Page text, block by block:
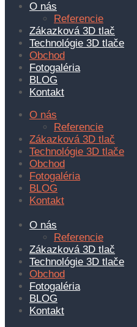
O nás
Referencie
Zákazková 3D tlač
Technológie 3D tlače
Obchod
Fotogaléria
BLOG
Kontakt
O nás
Referencie
Zákazková 3D tlač
Technológie 3D tlače
Obchod
Fotogaléria
BLOG
Kontakt
O nás
Referencie
Zákazková 3D tlač
Technológie 3D tlače
Obchod
Fotogaléria
BLOG
Kontakt